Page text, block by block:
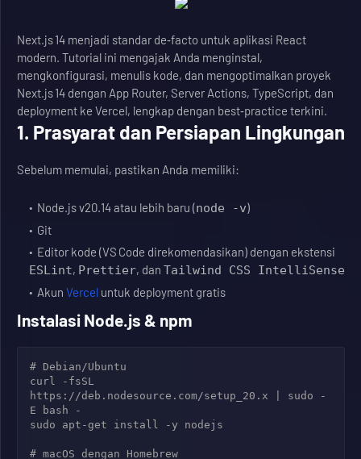
Next.js 14 menjadi standar de‑facto untuk aplikasi React
modern. Tutorial ini mengajak Anda menginstal,
mengkonfigurasi, menulis kode, dan mengoptimalkan proyek
Next.js 14 dengan App Router, Server Actions, TypeScript, dan
deployment ke Vercel, lengkap dengan best‑practice terkini.
1. Prasyarat dan Persiapan Lingkungan
Sebelum memulai, pastikan Anda memiliki:
Node.js v20.14 atau lebih baru (node -v)
Git
Editor kode (VS Code direkomendasikan) dengan ekstensi
ESLint, Prettier, dan Tailwind CSS IntelliSense
Akun Vercel untuk deployment gratis
Instalasi Node.js & npm
# Debian/Ubuntu
curl -fsSL
https://deb.nodesource.com/setup_20.x | sudo -
E bash -
sudo apt-get install -y nodejs
# macOS dengan Homebrew